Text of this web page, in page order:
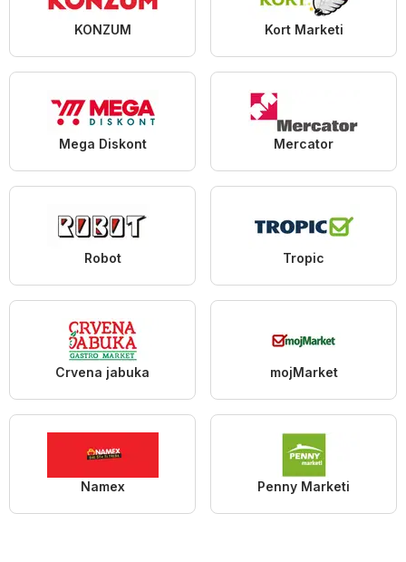
KONZUM Kort Marketi
Mega Diskont Mercator
Robot Tropic
Crvena jabuka mojMarket
Namex Penny Marketi